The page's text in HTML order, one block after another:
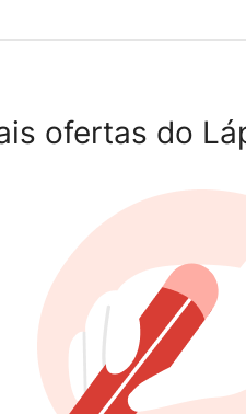
ofertas do